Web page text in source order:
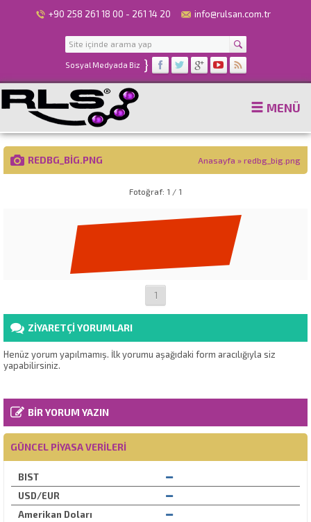
+90 258 261 18 00 - 261 14 20 info@rulsan.com.tr
Sosyal Medyada Biz }
MENÜ
REDBG_BIG.PNG Anasayfa » redbg_big.png
Fotoğraf: 1 / 1
1
ZİYARETÇİ YORUMLARI
Henüz yorum yapılmamış. İlk yorumu aşağıdaki form aracılığıyla siz
yapabilirsiniz.
BİR YORUM YAZIN
GÜNCEL PIYASA VERILERI
BIST
USD/EUR
Amerikan Doları